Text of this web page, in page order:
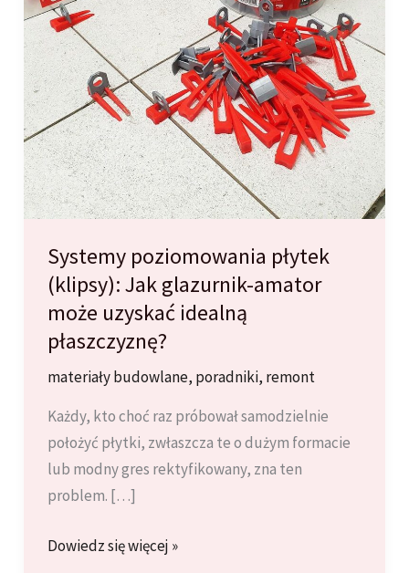
Systemy poziomowania płytek
(klipsy): Jak glazurnik-amator
może uzyskać idealną
płaszczyznę?
materiały budowlane, poradniki, remont
Każdy, kto choć raz próbował samodzielnie
położyć płytki, zwłaszcza te o dużym formacie
lub modny gres rektyfikowany, zna ten
problem. […]
Systemy
Dowiedz się więcej »